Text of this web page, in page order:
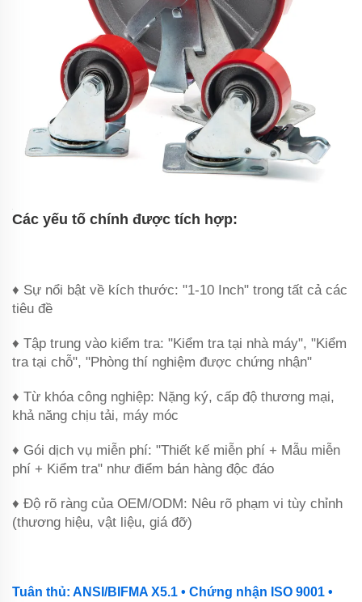
Các yếu tố chính được tích hợp:
‌♦ Sự nổi bật về kích thước‌: "1-10 Inch" trong tất cả các
tiêu đề
‌♦ Tập trung vào kiểm tra‌: "Kiểm tra tại nhà máy", "Kiểm
tra tại chỗ", "Phòng thí nghiệm được chứng nhận"
‌♦ Từ khóa công nghiệp‌: Nặng ký, cấp độ thương mại,
khả năng chịu tải, máy móc
‌♦ Gói dịch vụ miễn phí‌: "Thiết kế miễn phí + Mẫu miễn
phí + Kiểm tra" như điểm bán hàng độc đáo
‌♦ Độ rõ ràng của OEM/ODM‌: Nêu rõ phạm vi tùy chỉnh
(thương hiệu, vật liệu, giá đỡ)
Tuân thủ: ANSI/BIFMA X5.1 • Chứng nhận ISO 9001 •